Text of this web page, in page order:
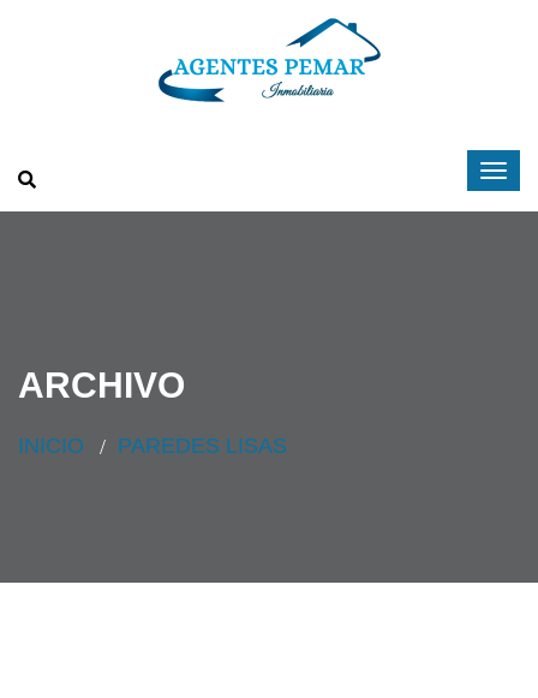
ARCHIVO
INICIO PAREDES LISAS